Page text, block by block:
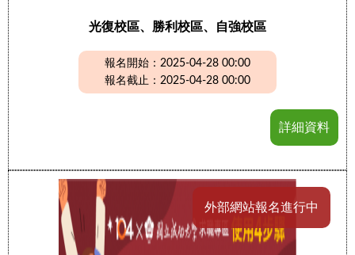
光復校區、勝利校區、自強校區
報名開始：2025-04-28 00:00
報名截止：2025-04-28 00:00
詳細資料
外部網站報名進行中